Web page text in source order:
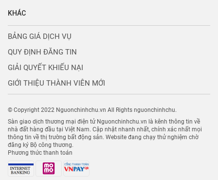
KHÁC
BẢNG GIÁ DỊCH VỤ
QUY ĐỊNH ĐĂNG TIN
GIẢI QUYẾT KHIẾU NẠI
GIỚI THIỆU THÀNH VIÊN MỚI
© Copyright 2022 Nguonchinhchu.vn All Rights nguonchinhchu.
Sàn giao dịch thương mại điện tử Nguonchinhchu.vn là kênh thông tin về
nhà đất hàng đầu tại Việt Nam. Cập nhật nhanh nhất, chính xác nhất mọi
thông tin về thị trường bất động sản. Website đang chạy thử nghiệm chờ
đăng ký Bộ công thương.
Phương thức thanh toán